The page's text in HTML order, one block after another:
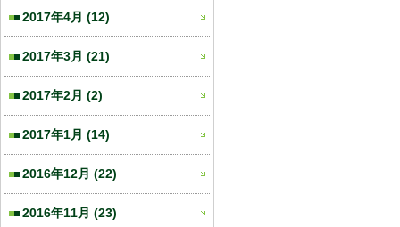
2017年4月 (12)
2017年3月 (21)
2017年2月 (2)
2017年1月 (14)
2016年12月 (22)
2016年11月 (23)